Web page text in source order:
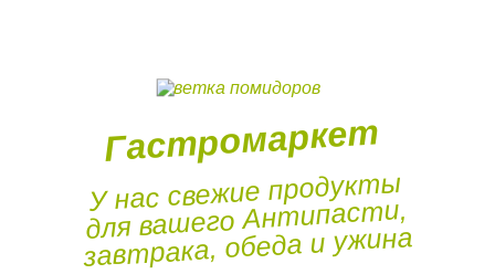
Гастромаркет
У нас свежие продукты
для вашего Антипасти,
завтрака, обеда и ужина